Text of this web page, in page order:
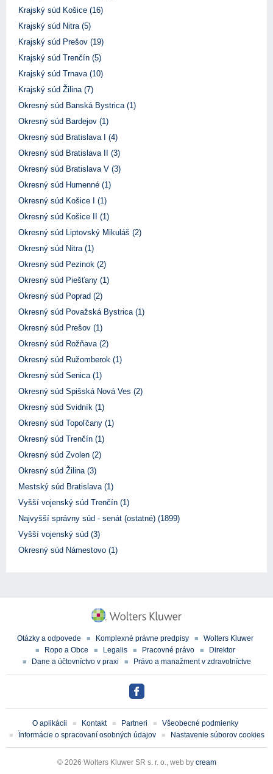
Krajský súd Košice (16)
Krajský súd Nitra (5)
Krajský súd Prešov (19)
Krajský súd Trenčín (5)
Krajský súd Trnava (10)
Krajský súd Žilina (7)
Okresný súd Banská Bystrica (1)
Okresný súd Bardejov (1)
Okresný súd Bratislava I (4)
Okresný súd Bratislava II (3)
Okresný súd Bratislava V (3)
Okresný súd Humenné (1)
Okresný súd Košice I (1)
Okresný súd Košice II (1)
Okresný súd Liptovský Mikuláš (2)
Okresný súd Nitra (1)
Okresný súd Pezinok (2)
Okresný súd Piešťany (1)
Okresný súd Poprad (2)
Okresný súd Považská Bystrica (1)
Okresný súd Prešov (1)
Okresný súd Rožňava (2)
Okresný súd Ružomberok (1)
Okresný súd Senica (1)
Okresný súd Spišská Nová Ves (2)
Okresný súd Svidník (1)
Okresný súd Topoľčany (1)
Okresný súd Trenčín (1)
Okresný súd Zvolen (2)
Okresný súd Žilina (3)
Mestský súd Bratislava (1)
Vyšší vojenský súd Trenčín (1)
Najvyšší správny súd - senát (ostatné) (1899)
Vyšší vojenský súd (3)
Okresný súd Námestovo (1)
Otázky a odpovede Komplexné právne predpisy
Wolters Kluwer
Ropo a Obce
Legalis Pracovné právo
Direktor
Dane a účtovníctvo v praxi
Právo a manažment v zdravotníctve
O aplikácii Kontakt Partneri
Všeobecné podmienky
Ïnformácie o spracovaní osobných údajov
Nastavenie súborov cookies
© 2026 Wolters Kluwer SR s. r. o., web by cream